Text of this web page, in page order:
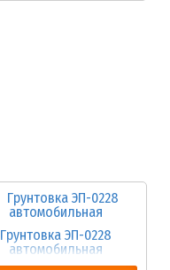
Грунтовка ЭП-0228
автомобильная